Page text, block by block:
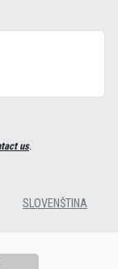
us.
SLOVENŠTINA